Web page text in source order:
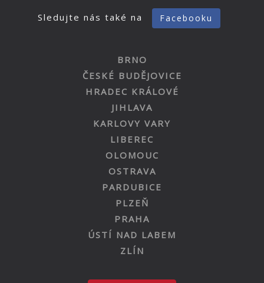
Sledujte nás také na Facebooku
BRNO
ČESKÉ BUDĚJOVICE
HRADEC KRÁLOVÉ
JIHLAVA
KARLOVY VARY
LIBEREC
OLOMOUC
OSTRAVA
PARDUBICE
PLZEŇ
PRAHA
ÚSTÍ NAD LABEM
ZLÍN